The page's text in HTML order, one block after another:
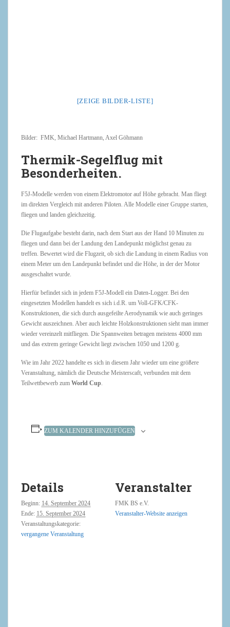
[ZEIGE BILDER-LISTE]
Bilder: FMK, Michael Hartmann, Axel Göhmann
Thermik-Segelflug mit
Besonderheiten.
F5J-Modelle werden von einem Elektromotor auf Höhe gebracht. Man fliegt
im direkten Vergleich mit anderen Piloten. Alle Modelle einer Gruppe starten,
fliegen und landen gleichzeitig.
Die Flugaufgabe besteht darin, nach dem Start aus der Hand 10 Minuten zu
fliegen und dann bei der Landung den Landepunkt möglichst genau zu
treffen. Bewertet wird die Flugzeit, ob sich die Landung in einem Radius von
einem Meter um den Landepunkt befindet und die Höhe, in der der Motor
ausgeschaltet wurde.
Hierfür befindet sich in jedem F5J-Modell ein Daten-Logger. Bei den
eingesetzten Modellen handelt es sich i.d.R. um Voll-GFK/CFK-
Konstruktionen, die sich durch ausgefeilte Aerodynamik wie auch geringes
Gewicht auszeichnen. Aber auch leichte Holzkonstruktionen sieht man immer
wieder vereinzelt mitfliegen. Die Spannweiten betragen meistens 4000 mm
und das extrem geringe Gewicht liegt zwischen 1050 und 1200 g.
Wie im Jahr 2022 handelte es sich in diesem Jahr wieder um eine größere
Veranstaltung, nämlich die Deutsche Meisterscaft, verbunden mit dem
Teilwettbewerb zum World Cup
ZUM KALENDER HINZUFÜGEN
Details
Beginn: 14. September 2024
Ende: 15. September 2024
Veranstaltungskategorie:
vergangene Veranstaltung
Veranstalter
FMK BS e.V.
Veranstalter-Website anzeigen